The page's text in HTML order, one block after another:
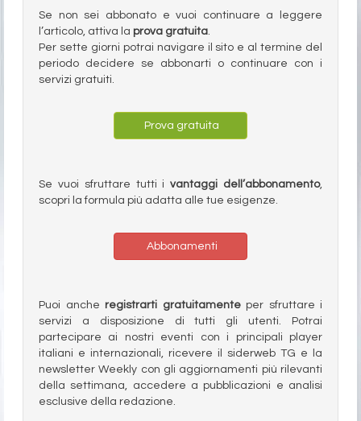
Se non sei abbonato e vuoi continuare a leggere
l’articolo, attiva la prova gratuita.
Per sette giorni potrai navigare il sito e al termine del
periodo decidere se abbonarti o continuare con i
servizi gratuiti.
Prova gratuita
Se vuoi sfruttare tutti ivantaggi dell’abbonamento,
scopri la formula più adatta alle tue esigenze.
Abbonamenti
Puoi anche registrarti gratuitamenteper sfruttare i
servizi a disposizione di tutti gli utenti. Potrai
partecipare ai nostri eventi con i principali player
italiani e internazionali, ricevere il siderweb TG e la
newsletter Weekly con gli aggiornamenti più rilevanti
della settimana, accedere a pubblicazioni e analisi
esclusive della redazione.